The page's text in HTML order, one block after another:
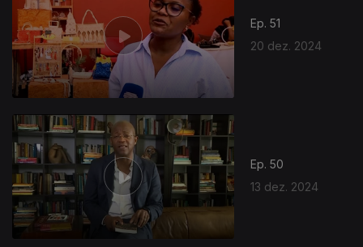
Ep. 51
20 dez. 2024
Ep. 50
13 dez. 2024